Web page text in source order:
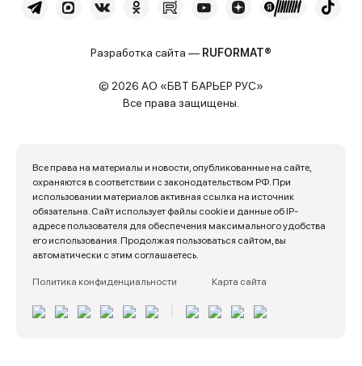
Разработка сайта — RUFORMAT®
© 2026 АО «БВТ БАРЬЕР РУС»
Все права защищены.
Все права на материалы и новости, опубликованные на сайте,
охраняются в соответствии с законодательством РФ. При
использовании материалов активная ссылка на источник
обязательна. Сайт использует файлы cookie и данные об IP-
адресе пользователя для обеспечения максимального удобства
его использования. Продолжая пользоваться сайтом, вы
автоматически с этим соглашаетесь.
Политика конфиденциальности Карта сайта